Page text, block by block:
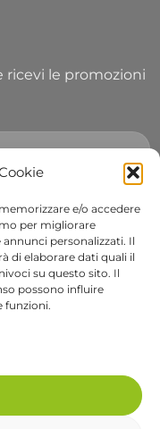
e/o accedere
per migliorare
personalizzati. Il
di elaborare dati quali il
su questo sito. Il
possono influire
funzioni.
ricevi le promozioni
di ricevere le
Delivery
by BS COM SRL
del Grappa VI